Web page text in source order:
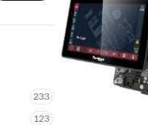
Convertisseurs
Câbles Data & Réseau
Câbles Video
233
123